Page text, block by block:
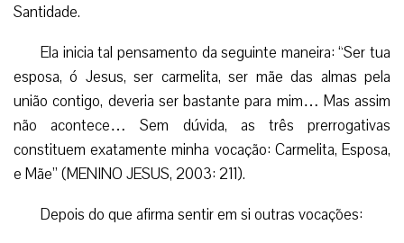
Santidade.
Ela inicia tal pensamento da seguinte maneira: “Ser tua
esposa, ó Jesus, ser carmelita, ser mãe das almas pela
união contigo, deveria ser bastante para mim… Mas assim
não acontece… Sem dúvida, as três prerrogativas
constituem exatamente minha vocação: Carmelita, Esposa,
e Mãe” (MENINO JESUS, 2003: 211).
Depois do que afirma sentir em si outras vocações: